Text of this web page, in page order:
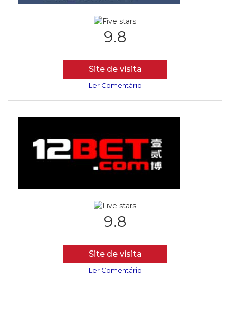
9.8
Site de visita
Ler Comentário
9.8
Site de visita
Ler Comentário